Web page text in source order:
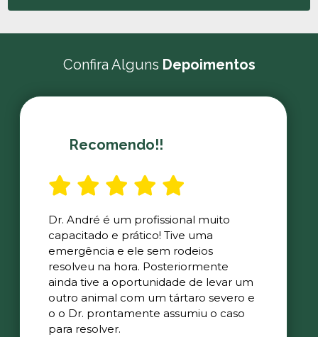
Confira Alguns Depoimentos
Recomendo!!
Dr. André é um profissional muito
capacitado e prático! Tive uma
emergência e ele sem rodeios
resolveu na hora. Posteriormente
ainda tive a oportunidade de levar um
outro animal com um tártaro severo e
o o Dr. prontamente assumiu o caso
para resolver.